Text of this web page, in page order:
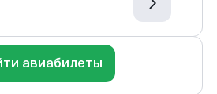
авиабилеты